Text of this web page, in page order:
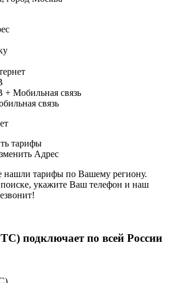
Мобильная связь
связь
тарифы
Адрес
тарифы по Вашему региону.
укажите Ваш телефон и наш
подключает по всей России